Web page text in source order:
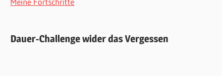
Dauer-Challenge wider das Vergessen